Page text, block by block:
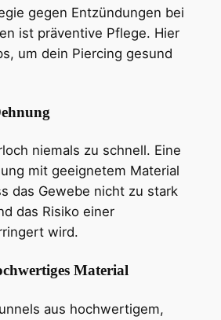
gegen Entzündungen bei
ist präventive Pflege. Hier
um dein Piercing gesund
niemals zu schnell. Eine
mit geeignetem Material
das Gewebe nicht zu stark
das Risiko einer
wird.
Material
aus hochwertigem,